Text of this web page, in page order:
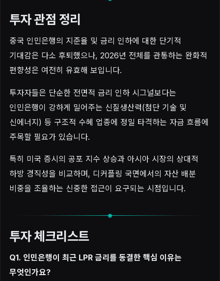
투자 관점 정리
중국 인민은행의 지준율 및 금리 인하에 대한 단기적
기대감은 다소 후퇴했으나, 2026년 전체를 관통하는 완화적
편향성은 여전히 유효해 보입니다.
투자자들은 단순한 전면적 금리 인하 시그널보다는
인민은행이 강하게 밀어주는 신질생산력(첨단 기술 및
신에너지) 등 구조적 수혜 업종에 정밀 타격하는 자금 흐름에
주목할 필요가 있습니다.
특히 미국 증시의 공포 지수 상승과 아시아 시장의 상대적
하방 경직성을 비교하며, 디커플링 국면에서의 자산 배분
비중을 조율하는 신중한 접근이 요구되는 시점입니다.
투자 체크리스트
Q1. 인민은행이 최근 LPR 금리를 동결한 핵심 이유는
무엇인가요?